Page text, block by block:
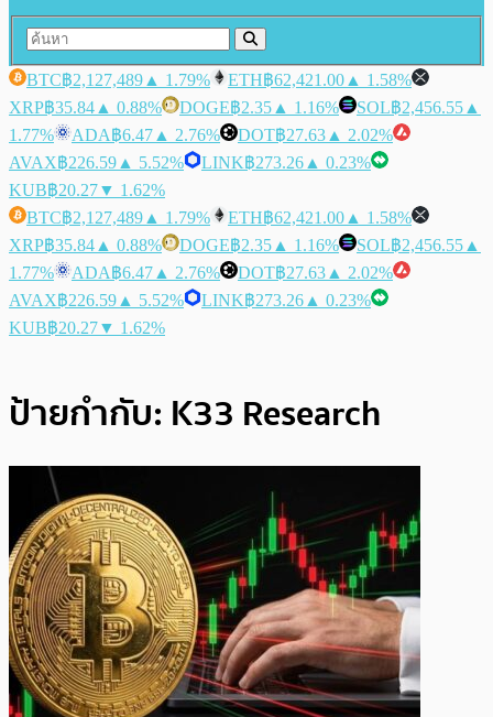
BTC฿2,127,489 ▲ 1.79% ETH฿62,421.00 ▲ 1.58%
XRP฿35.84 ▲ 0.88% DOGE฿2.35 ▲ 1.16% SOL฿2,456.55 ▲
1.77%
ADA฿6.47 ▲ 2.76% DOT฿27.63 ▲ 2.02%
AVAX฿226.59 ▲ 5.52% LINK฿273.26 ▲ 0.23%
KUB฿20.27▼ 1.62%
BTC฿2,127,489 ▲ 1.79% ETH฿62,421.00 ▲ 1.58%
XRP฿35.84 ▲ 0.88% DOGE฿2.35 ▲ 1.16% SOL฿2,456.55 ▲
1.77%
ADA฿6.47 ▲ 2.76% DOT฿27.63 ▲ 2.02%
AVAX฿226.59 ▲ 5.52% LINK฿273.26 ▲ 0.23%
KUB฿20.27▼ 1.62%
ป้ายกำกับ: K33 Research